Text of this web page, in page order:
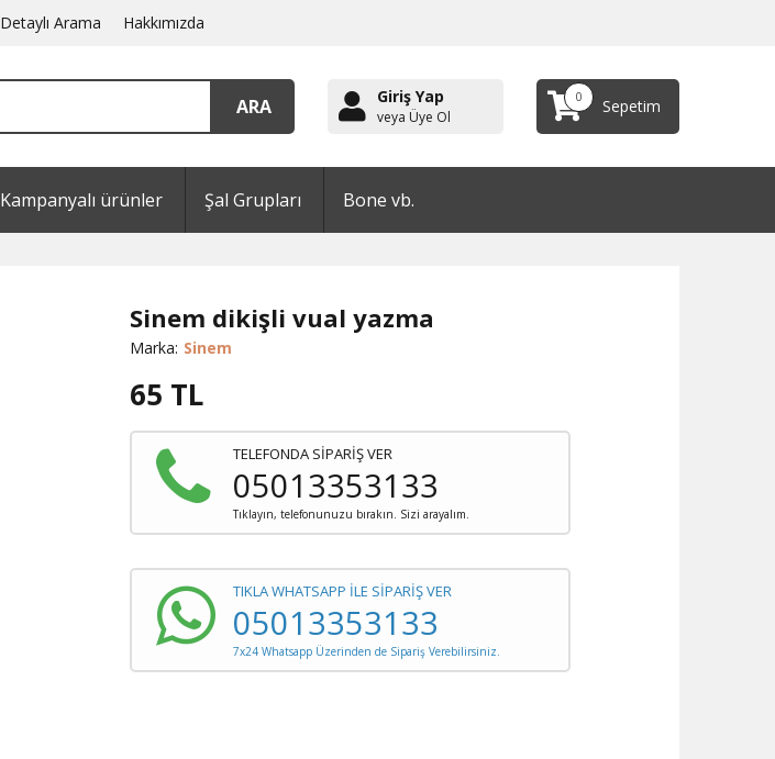
Detaylı Arama Hakkımızda
Giriş Yap
veya Üye Ol
0 Sepetim
Kampanyalı ürünler Şal Grupları Bone vb.
Sinem dikişli vual yazma
Marka: Sinem
65 TL
TELEFONDA SİPARİŞ VER
05013353133
Tıklayın, telefonunuzu bırakın. Sizi arayalım.
TIKLA WHATSAPP İLE SİPARİŞ VER
05013353133
7x24 Whatsapp Üzerinden de Sipariş Verebilirsiniz.